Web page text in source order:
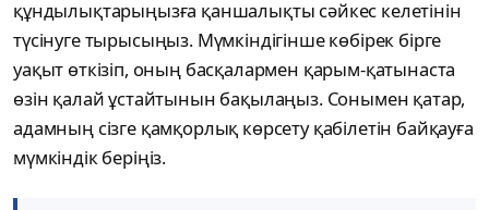
құндылықтарыңызға қаншалықты сәйкес келетінін
түсінуге тырысыңыз. Мүмкіндігінше көбірек бірге
уақыт өткізіп, оның басқалармен қарым-қатынаста
өзін қалай ұстайтынын бақылаңыз. Сонымен қатар,
адамның сізге қамқорлық көрсету қабілетін байқауға
мүмкіндік беріңіз.